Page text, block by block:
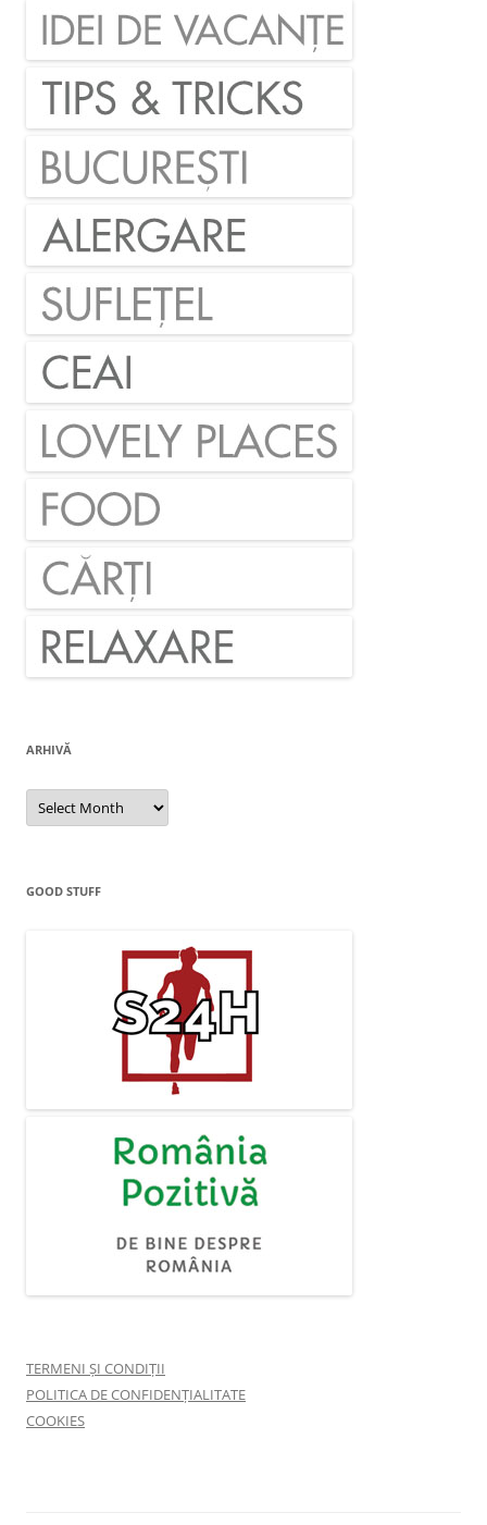
ARHIVĂ
Arhivă
GOOD STUFF
TERMENI ȘI CONDIȚII
POLITICA DE CONFIDENȚIALITATE
COOKIES